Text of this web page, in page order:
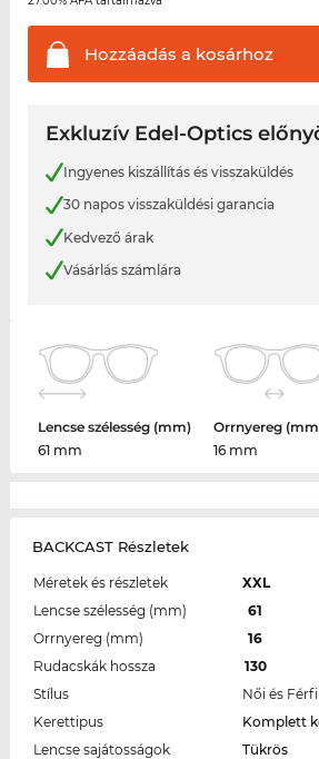
Hozzáadás a kosárhoz
Exkluzív Edel-Optics
Ingyenes kiszállítás és visszaküldés
30 napos visszaküldési garancia
Kedvező árak
Vásárlás számlára
Lencse szélesség (mm)
61 mm
Orrnyereg
16 mm
BACKCAST Részletek
Méretek és részletek
XXL
Lencse szélesség (mm)
61
Orrnyereg (mm)
16
Rudacskák hossza
130
Stílus
Női és Férfi
Kerettipus
Komplett
Lencse sajátosságok
Tükrös